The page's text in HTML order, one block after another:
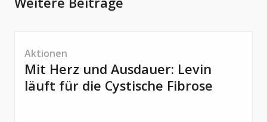
Aktionen
Mit Herz und Ausdauer: Levin
läuft für die Cystische Fibrose